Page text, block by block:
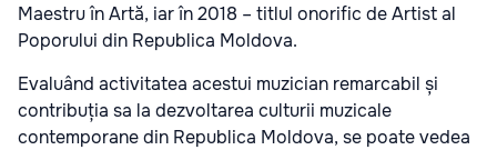
Maestru în Artă, iar în 2018 – titlul onorific de Artist al
Poporului din Republica Moldova.
Evaluând activitatea acestui muzician remarcabil și
contribuția sa la dezvoltarea culturii muzicale
contemporane din Republica Moldova, se poate vedea